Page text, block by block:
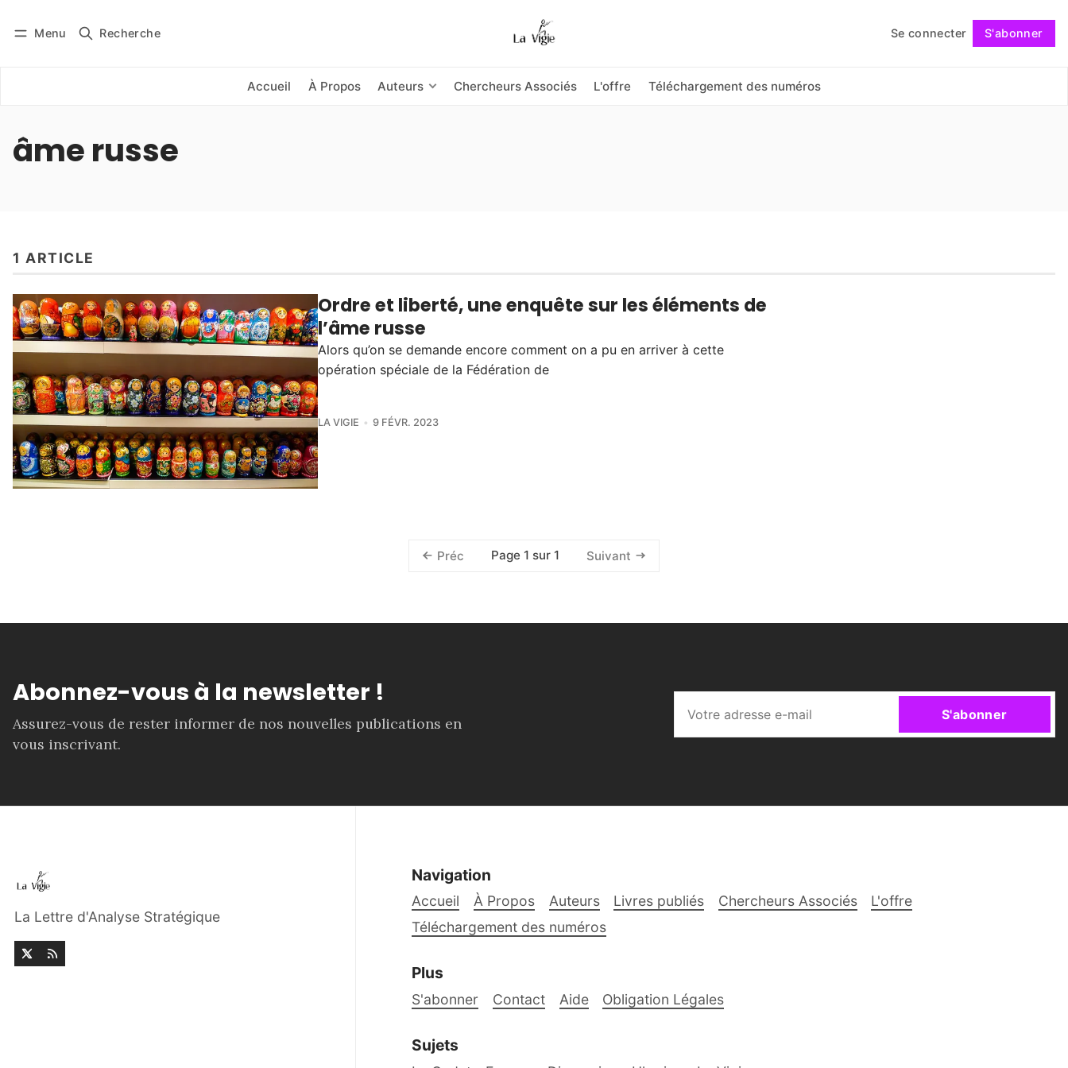
Menu Recherche Se connecter S'abonner
Accueil À Propos Auteurs Chercheurs Associés L'offre Téléchargement des numéros
Se connecter Suivre
âme russe
1 ARTICLE
Ordre et liberté, une enquête sur les éléments de
l’âme russe
Alors qu’on se demande encore comment on a pu en arriver à cette
opération spéciale de la Fédération de
LA VIGIE 9 FÉVR. 2023
Préc Page 1 sur 1 Suivant
Abonnez-vous à la newsletter !
Assurez-vous de rester informer de nos nouvelles publications en
vous inscrivant.
S'abonner
La Lettre d'Analyse Stratégique
Navigation
Accueil À Propos Auteurs Livres publiés Chercheurs Associés
L'offre
Téléchargement des numéros
Plus
S'abonner Contact Aide Obligation Légales
Sujets